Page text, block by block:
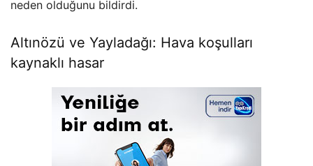
neden olduğunu bildirdi.
Altınözü ve Yayladağı: Hava koşulları
kaynaklı hasar